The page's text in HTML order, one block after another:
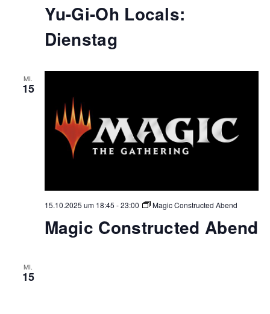
Yu-Gi-Oh Locals:
Dienstag
MI.
15
15.10.2025 um 18:45 -23:00 Magic Constructed Abend
Magic Constructed Abend
MI.
15